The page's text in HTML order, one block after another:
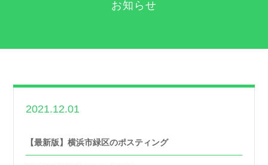
お知らせ
2021.12.01
【最新版】横浜市緑区のポスティング